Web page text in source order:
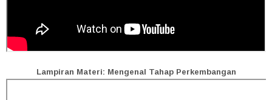
Lampiran Materi: Mengenal Tahap Perkembangan